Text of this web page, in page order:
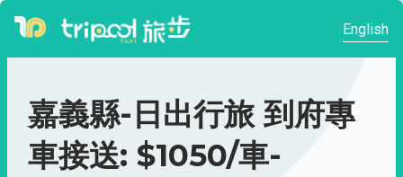
English
嘉義縣-日出行旅 到府專
車接送: $1050/車-